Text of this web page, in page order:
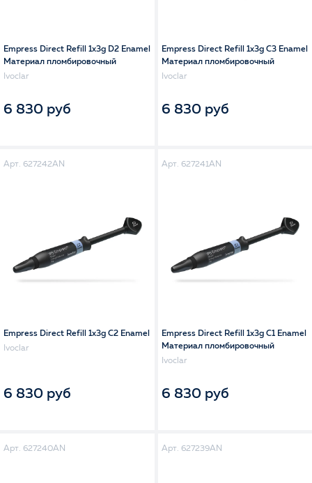
Empress Direct Refill 1x3g D2 Enamel
Материал пломбировочный
Ivoclar
6 830 руб
Empress Direct Refill 1x3g C3 Enamel
Материал пломбировочный
Ivoclar
6 830 руб
Арт. 627242AN
Empress Direct Refill 1x3g C2 Enamel
Ivoclar
6 830 руб
Арт. 627241AN
Empress Direct Refill 1x3g C1 Enamel
Материал пломбировочный
Ivoclar
6 830 руб
Арт. 627240AN Арт. 627239AN